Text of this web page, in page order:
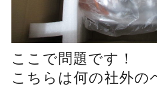
ここで問題です！
こちらは何の社外の